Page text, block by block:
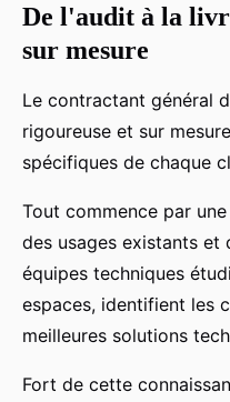
De l'audit à la
sur mesure
Le contractant général
rigoureuse et sur
spécifiques de chaque
Tout commence par
des usages existants et
équipes techniques
espaces, identifient les
meilleures solutions
Fort de cette